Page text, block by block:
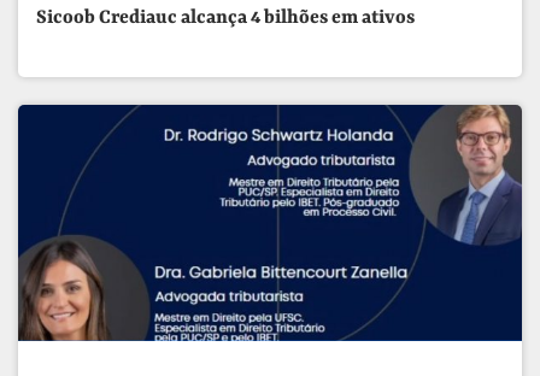
Sicoob Crediauc alcança 4 bilhões em ativos